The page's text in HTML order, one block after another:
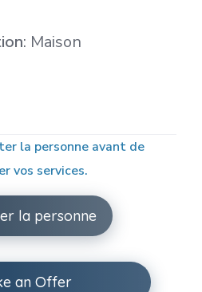
: Maison
la personne avant de
vos services.
la personne
an Offer